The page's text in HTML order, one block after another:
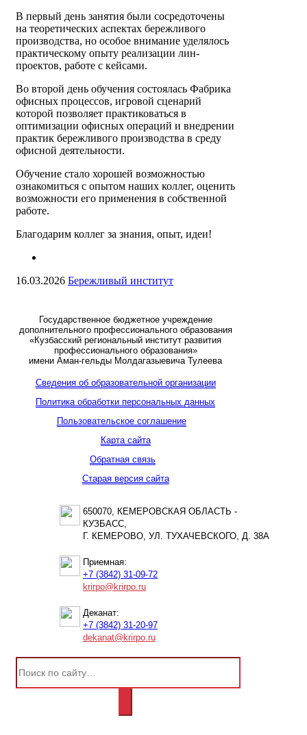
В первый день занятия были сосредоточены
на теоретических аспектах бережливого
производства, но особое внимание уделялось
практическому опыту реализации лин-
проектов, работе с кейсами.
Во второй день обучения состоялась Фабрика
офисных процессов, игровой сценарий
которой позволяет практиковаться в
оптимизации офисных операций и внедрении
практик бережливого производства в среду
офисной деятельности.
Обучение стало хорошей возможностью
ознакомиться с опытом наших коллег, оценить
возможности его применения в собственной
работе.
Благодарим коллег за знания, опыт, идеи!
16.03.2026 Бережливый институт
Государственное бюджетное учреждение
дополнительного профессионального образования
«Кузбасский региональный институт развития
профессионального образования»
имени Аман-гельды Молдагазыевича Тулеева
Сведения об образовательной организации
Политика обработки персональных данных
Пользовательское соглашение
Карта сайта
Обратная связь
Старая версия сайта
650070, КЕМЕРОВСКАЯ ОБЛАСТЬ -
КУЗБАСС,
Г. КЕМЕРОВО, УЛ. ТУХАЧЕВСКОГО, Д. 38А
Приемная:
+7 (3842) 31-09-72
krirpo@krirpo.ru
Деканат:
+7 (3842) 31-20-97
dekanat@krirpo.ru